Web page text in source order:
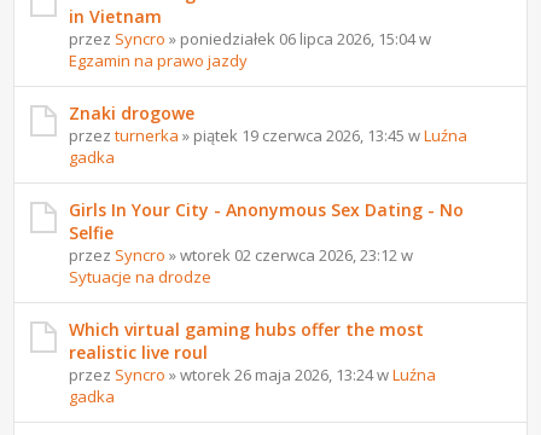
in Vietnam
przez Syncro » poniedziałek 06 lipca 2026, 15:04 w
Egzamin na prawo jazdy
Znaki drogowe
przezturnerka » piątek 19 czerwca 2026, 13:45 wLuźna
gadka
Girls In Your City - Anonymous Sex Dating - No
Selfie
przez Syncro » wtorek 02 czerwca 2026, 23:12 w
Sytuacje na drodze
Which virtual gaming hubs offer the most
realistic live roul
przez Syncro » wtorek 26 maja 2026, 13:24 wLuźna
gadka